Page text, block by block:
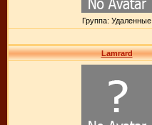
Группа: Удаленные
Lamrard